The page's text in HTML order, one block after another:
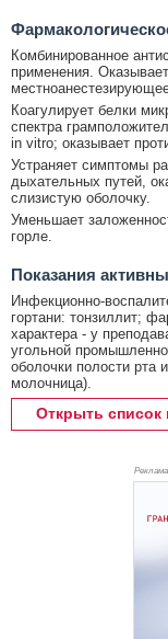
Комбинированное
применения.
Коагулирует белки
спектра
in vitro; оказывает
Устраняет симптомы
дыхательных путей,
слизистую оболочку.
Уменьшает
горле.
Показания
Инфекционно-
гортани: тонзиллит;
характера - у
угольной
оболочки полости рта
молочница).
Открыть